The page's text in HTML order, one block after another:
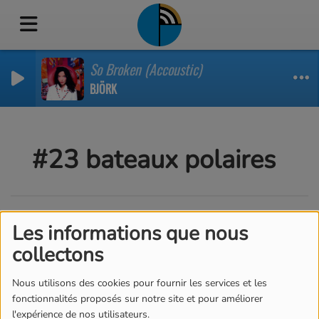
Les informations que nous
collectons
Nous utilisons des cookies pour fournir les services et les
fonctionnalités proposés sur notre site et pour améliorer
l'expérience de nos utilisateurs.
So Broken (Accoustic)
BJÖRK
#23 bateaux polaires